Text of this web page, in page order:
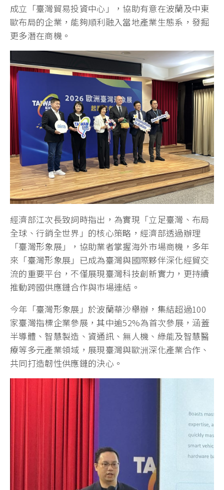
成立「臺灣貿易投資中心」，協助有意在波蘭及中東
歐布局的企業，能夠順利融入當地產業生態系，發掘
更多潛在商機。
經濟部江次長致詞時指出，為實現「立足臺灣、布局
全球、行銷全世界」的核心策略，經濟部透過辦理
「臺灣形象展」，協助業者掌握海外市場商機，多年
來「臺灣形象展」已成為臺灣與國際夥伴深化經貿交
流的重要平台，不僅展現臺灣科技創新實力，更持續
推動跨國供應鏈合作與市場連結。
今年「臺灣形象展」於波蘭華沙舉辦，集結超過100
家臺灣指標企業參展，其中逾52%為首次參展，涵蓋
半導體、智慧製造、資通訊、無人機、綠能及智慧醫
療等多元產業領域，展現臺灣與歐洲深化產業合作、
共同打造韌性供應鏈的決心。